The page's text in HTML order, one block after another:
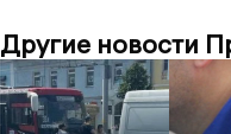
Другие новости